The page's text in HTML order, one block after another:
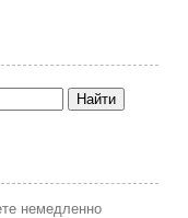
немедленно